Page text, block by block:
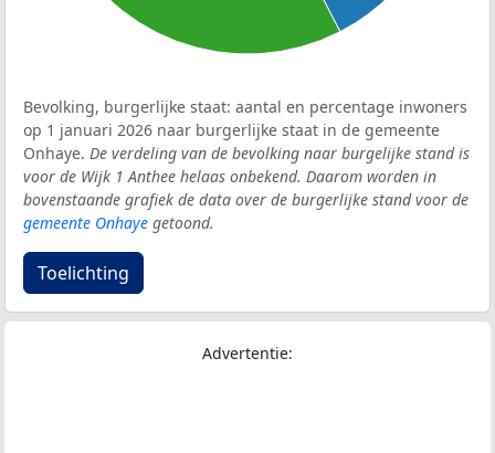
Bevolking, burgerlijke staat: aantal en percentage inwoners
op 1 januari 2026 naar burgerlijke staat in de gemeente
Onhaye. De verdeling van de bevolking naar burgelijke stand is
voor de Wijk 1 Anthee helaas onbekend. Daarom worden in
bovenstaande grafiek de data over de burgerlijke stand voor de
gemeente Onhaye getoond.
Toelichting
Advertentie: